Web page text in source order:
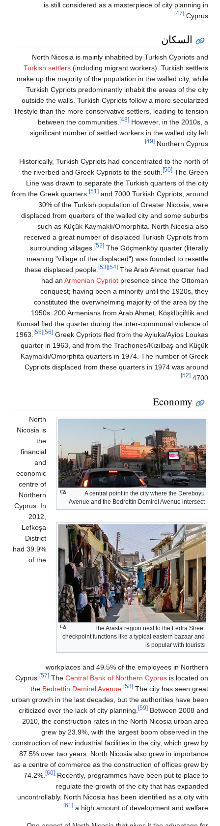
is still considered as a
North Nicosia is mainly
Turkish settlers (including migrant
make up the majority of the
Turkish Cypriots predominantly
outside the walls. Turkish Cypriots
lifestyle than the more conservative
between the communities.
significant number of settled
Historically, Turkish Cypriots had
the riverbed and Greek Cypriots to
Line was drawn to separate the
from the Greek quarters,
and 7000
30% of the Turkish
displaced from quarters of the
such as Küçük Kaymaklı/
received a great number of
surrounding villages.
[52]The
meaning "village of the
these displaced people.
The
had an Armenian Cypriot
conquest; having been a
constituted the overwhelming
1950s. 200 Armenians from
Kumsal fled the quarter during the
1963.
Greek Cypriots fled from
quarter in 1963, and from the
Kaymaklı/Omorphita quarters in
Cypriots displaced from these
A central point in
Avenue and the
The Arasta
checkpoint functions like
North
Nicosia is
the
financial
and
economic
centre of
Northern
Cyprus. In
District
had 39.9%
of the
workplaces and 49.5% of
Cyprus.
TheCentral Bank of
theBedrettin Demirel Avenue.
urban growth in the last decades, but
criticized over the lack of city
2010, the construction rates in the
grew by 23.9%, with the
construction of new industrial facilities
87.5% over two years. North
as a centre of commerce as the
74.2%.
Recently, programmes
regulate the growth of
uncontrollably. North Nicosia has
a high amount of